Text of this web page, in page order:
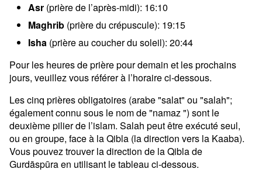
Asr (prière de l’après-midi): 16:10
Maghrib (prière du crépuscule): 19:15
Isha (prière au coucher du soleil): 20:44
Pour les heures de prière pour demain et les prochains
jours, veuillez vous référer à l’horaire ci-dessous.
Les cinq prières obligatoires (arabe "salat" ou "salah";
également connu sous le nom de "namaz ") sont le
deuxième pilier de l’islam. Salah peut être exécuté seul,
ou en groupe, face à la Qibla (la direction vers la Kaaba).
Vous pouvez trouver la direction de la Qibla de
Gurdāspūra en utilisant le tableau ci-dessous.